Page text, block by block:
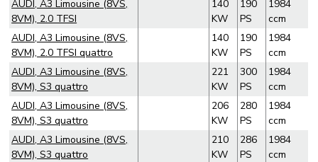
AUDI, A3 Limousine (8VS,
8VM), 2.0 TFSI
140
KW
190
PS
1984
ccm
AUDI, A3 Limousine (8VS,
8VM), 2.0 TFSI quattro
140
KW
190
PS
1984
ccm
AUDI, A3 Limousine (8VS,
8VM), S3 quattro
221
KW
300
PS
1984
ccm
AUDI, A3 Limousine (8VS,
8VM), S3 quattro
206
KW
280
PS
1984
ccm
AUDI, A3 Limousine (8VS,
8VM), S3 quattro
210
KW
286
PS
1984
ccm